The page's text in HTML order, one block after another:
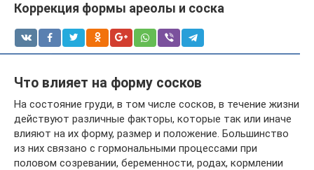
Коррекция формы ареолы и соска
Что влияет на форму сосков
На состояние груди, в том числе сосков, в течение жизни
действуют различные факторы, которые так или иначе
влияют на их форму, размер и положение. Большинство
из них связано с гормональными процессами при
половом созревании, беременности, родах, кормлении